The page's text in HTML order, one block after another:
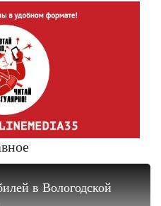
в Вологодской